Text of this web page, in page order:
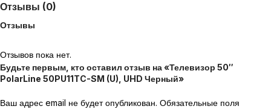
Отзывы (0)
Отзывы
Отзывов пока нет.
Будьте первым, кто оставил отзыв на «Телевизор 50″
PolarLine 50PU11TC-SM (U), UHD Черный»
Ваш адрес email не будет опубликован. Обязательные поля